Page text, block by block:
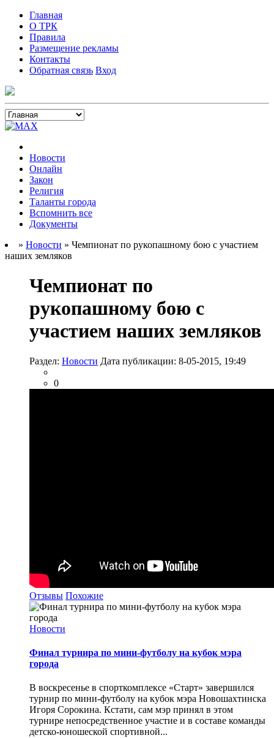
Главная
О ТРК
Правила
Размещение рекламы
Контакты
Обратная связь Вход
Новости
Онлайн
Закон
Религия
Таланты города
Вспомнить все
Документы
» Новости » Чемпионат по рукопашному бою с участием
наших земляков
Чемпионат по
рукопашному бою с
участием наших земляков
Раздел: Новости Дата публикации: 8-05-2015, 19:49
0
Отзывы Похожие
Новости
Финал турнира по мини-футболу на кубок мэра
города
В воскресенье в спорткомплексе «Старт» завершился
турнир по мини-футболу на кубок мэра Новошахтинска
Игоря Сорокина. Кстати, сам мэр принял в этом
турнире непосредственное участие и в составе команды
детско-юношеской спортивной...